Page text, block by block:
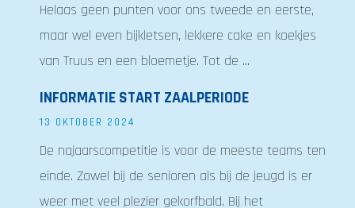
Helaas geen punten voor ons tweede en eerste,
maar wel even bijkletsen, lekkere cake en koekjes
van Truus en een bloemetje. Tot de ...
INFORMATIE START ZAALPERIODE
13 OKTOBER 2024
De najaarscompetitie is voor de meeste teams ten
einde. Zowel bij de senioren als bij de jeugd is er
weer met veel plezier gekorfbald. Bij het